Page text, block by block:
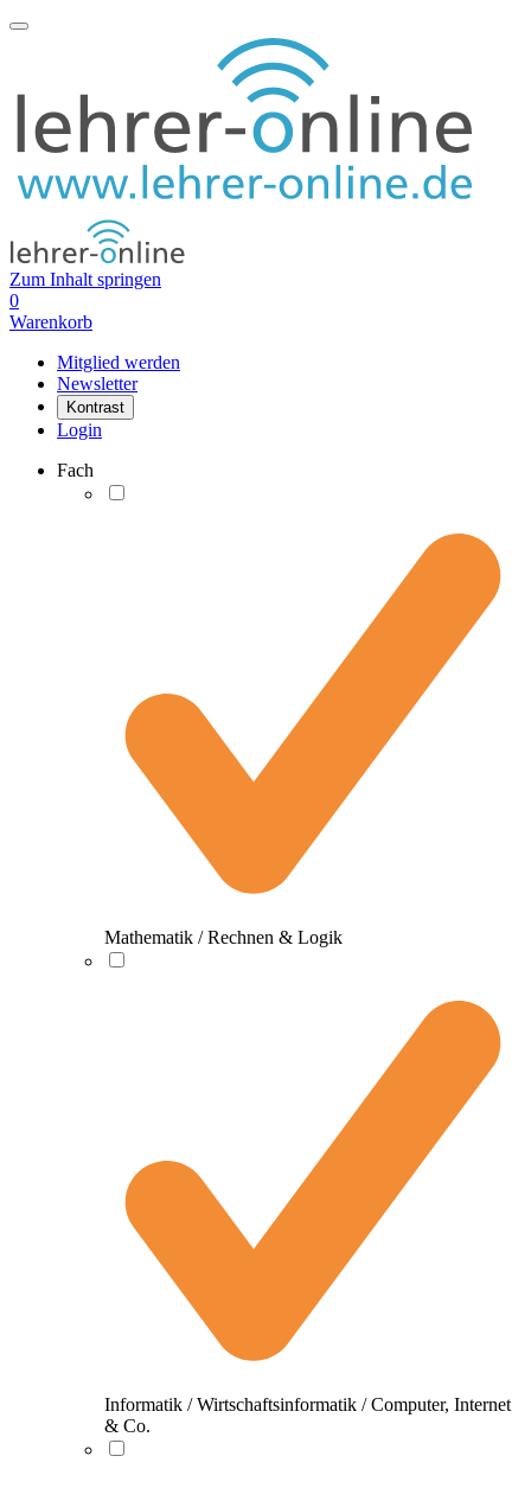
Zum Inhalt springen
0
Warenkorb
Mitglied werden
Newsletter
Kontrast
Login
Fach
Mathematik / Rechnen & Logik
Informatik / Wirtschaftsinformatik / Computer, Internet
& Co.